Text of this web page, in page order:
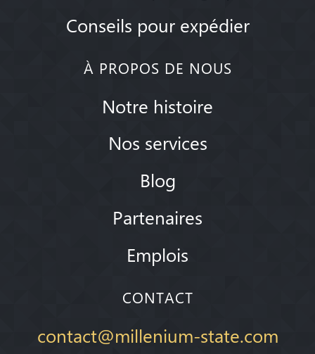
Conseils pour expédier
À PROPOS DE NOUS
Notre histoire
Nos services
Blog
Partenaires
Emplois
CONTACT
contact@millenium-state.com